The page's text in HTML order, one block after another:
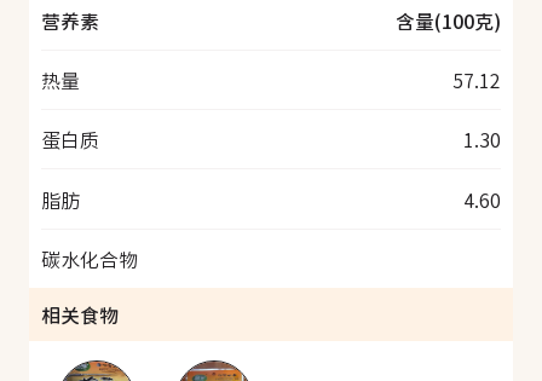
营养素
含量(100克)
热量 57.12
蛋白质 1.30
脂肪 4.60
碳水化合物
相关食物